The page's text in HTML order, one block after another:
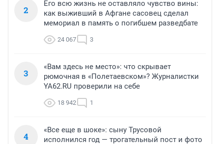
2
Его всю жизнь не оставляло чувство вины:
как выживший в Афгане сасовец сделал
мемориал в память о погибшем разведбате
24 067 3
3
«Вам здесь не место»: что скрывает
рюмочная в «Полетаевском»? Журналистки
YA62.RU проверили на себе
18 942 1
4
«Все еще в шоке»: сыну Трусовой
исполнился год — трогательный пост и фото